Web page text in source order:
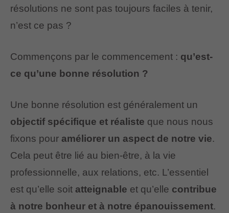
résolutions ne sont pas toujours faciles à tenir,
n’est ce pas ?
Commençons par le commencement : qu’est-
ce qu’une bonne résolution ?
Une bonne résolution est généralement un
objectif spécifique et réaliste que nous nous
fixons pour améliorer un aspect de notre vie.
Cela peut être lié au bien-être, à la vie
professionnelle, aux relations, etc. L’essentiel
est qu’elle soit atteignable et qu’elle contribue
à notre bonheur et à notre épanouissement.